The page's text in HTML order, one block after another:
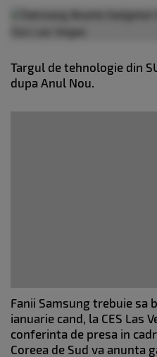
Targul de tehnologie din
dupa Anul Nou.
Fanii Samsung trebuie sa
ianuarie cand, la CES Las
conferinta de presa in
Coreea de Sud va anunta